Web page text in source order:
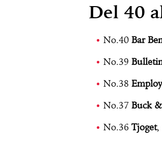
Del 40
No.40 Bar
No.39
No.38
No.37 Buck
No.36Tjoget,